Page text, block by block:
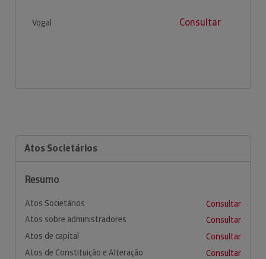
Vogal Consultar
Atos Societários
Resumo
Atos Societários
Consultar
Atos sobre administradores
Consultar
Atos de capital
Consultar
Atos de Constituição e Alteração
Consultar